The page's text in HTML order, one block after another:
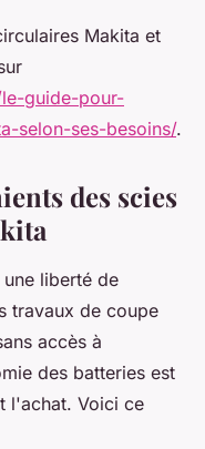
Makita et
guide-pour-
selon-ses-besoins/.
des scies
liberté de
travaux de coupe
accès à
des batteries est
l'achat. Voici ce